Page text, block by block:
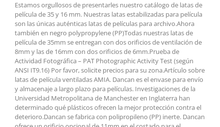
Estamos orgullosos de presentarles nuestro catálogo de latas de
película de 35 y 16 mm. Nuestras latas estabilizadas para película
son las únicas auténticas latas de películas para archivo.Ahora
también en negro polypropylene (PP)Todas nuestras latas de
película de 35mm se entregan con dos orificios de ventilación de
8mm y las de 16mm con dos orificios de 6mm.Prueba de
Actividad Fotográfica – PAT Photographic Activity Test (según
ANSI IT9.16) Por favor, solicite precios para su zona.Artículo sobre
latas de película ventiladas AMIA. Dancan es el envase para envío
y almacenaje a largo plazo para películas. Investigaciones de la
Universidad Metropolitana de Manchester en Inglaterra han
determinado qué plásticos ofrecen la mejor protección contra el
deterioro.Dancan se fabrica con polipropileno (PP) inerte. Dancan